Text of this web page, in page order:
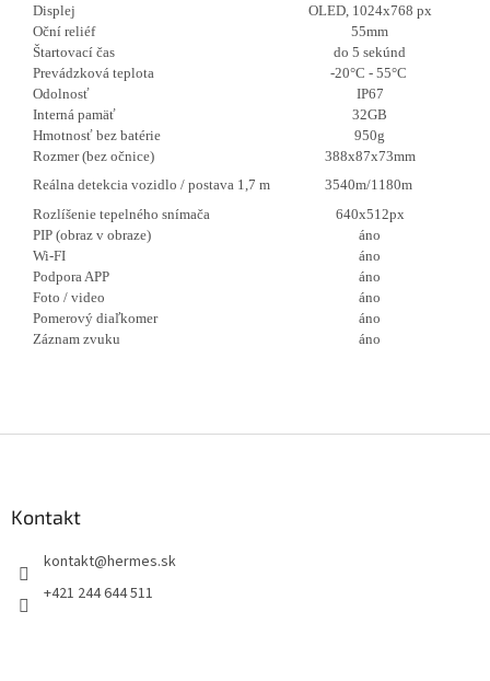
Displej
OLED, 1024x768 px
Oční reliéf
55mm
Štartovací čas
do 5 sekúnd
Prevádzková teplota
-20°C - 55°C
Odolnosť
IP67
Interná pamäť
32GB
Hmotnosť bez batérie
950g
Rozmer (bez očnice)
388x87x73mm
Reálna detekcia vozidlo / postava 1,7 m
3540m/1180m
Rozlíšenie tepelného snímača
640x512px
PIP (obraz v obraze)
áno
Wi-FI
áno
Podpora APP
áno
Foto / video
áno
Pomerový diaľkomer
áno
Záznam zvuku
áno
Kontakt
kontakt@hermes.sk
+421 244 644 511